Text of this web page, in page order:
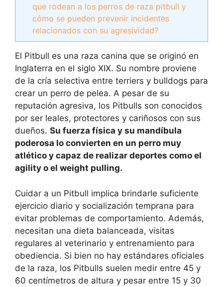
que rodean a los perros de raza pitbull y
cómo se pueden prevenir incidentes
relacionados con su agresividad?
El Pitbull es una raza canina que se originó en
Inglaterra en el siglo XIX. Su nombre proviene
de la cría selectiva entre terriers y bulldogs para
crear un perro de pelea. A pesar de su
reputación agresiva, los Pitbulls son conocidos
por ser leales, protectores y cariñosos con sus
dueños. Su fuerza física y su mandíbula
poderosa lo convierten en un perro muy
atlético y capaz de realizar deportes como el
agility o el weight pulling.
Cuidar a un Pitbull implica brindarle suficiente
ejercicio diario y socialización temprana para
evitar problemas de comportamiento. Además,
necesitan una dieta balanceada, visitas
regulares al veterinario y entrenamiento para
obediencia. Si bien no hay estándares oficiales
de la raza, los Pitbulls suelen medir entre 45 y
60 centímetros de altura y pesar entre 15 y 30